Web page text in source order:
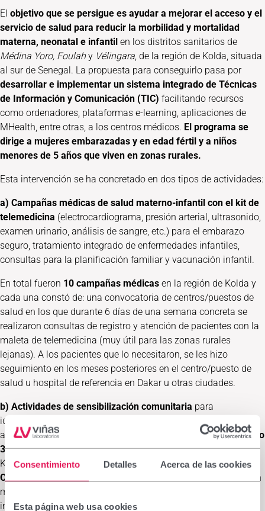
Consentimiento Detalles Acerca de las cookies
Esta página web usa cookies
El objetivo que se persigue es ayudar a mejorar el acceso y el
servicio de salud para reducir la morbilidad y mortalidad
materna, neonatal e infantil en los distritos sanitarios de
Médina Yoro, Foulahy Vélingara , de la región de Kolda, situada
al sur de Senegal. La propuesta para conseguirlo pasa por
desarrollar e implementar un sistema integrado de Técnicas
de Información y Comunicación (TIC) facilitando recursos
como ordenadores, plataformas e-learning, aplicaciones de
MHealth, entre otras, a los centros médicos. El programa se
dirige a mujeres embarazadas y en edad fértil y a niños
menores de 5 años que viven en zonas rurales.
Esta intervención se ha concretado en dos tipos de actividades:
a) Campañas médicas de salud materno-infantil con el kit de
telemedicina (electrocardiograma, presión arterial, ultrasonido,
examen urinario, análisis de sangre, etc.) para el embarazo
seguro, tratamiento integrado de enfermedades infantiles,
consultas para la planificación familiar y vacunación infantil.
En total fueron 10 campañas médicas en la región de Kolda y
cada una constó de: una convocatoria de centros/puestos de
salud en los que durante 6 días de una semana concreta se
realizaron consultas de registro y atención de pacientes con la
maleta de telemedicina (muy útil para las zonas rurales
lejanas). A los pacientes que lo necesitaron, se les hizo
seguimiento en los meses posteriores en el centro/puesto de
salud u hospital de referencia en Dakar u otras ciudades.
b) Actividades de sensibilización comunitaria para
identificación de mujeres embarazadas y niños menores de 5
años no registrados en los centros de salud.
Se llevaron a cabo
3 campañas, una en cada uno de los distritos sanitarios de
Kolda,por parte de Agentes de Salud Comunitarios y
Organizaciones de Base Comunitaria
cuyos componentes son
miembros de la comunidad que actúan de enlace con las
instalaciones sanitarias y están integrados en un equipo de